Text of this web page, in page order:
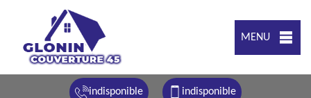
MENU
indisponible indisponible